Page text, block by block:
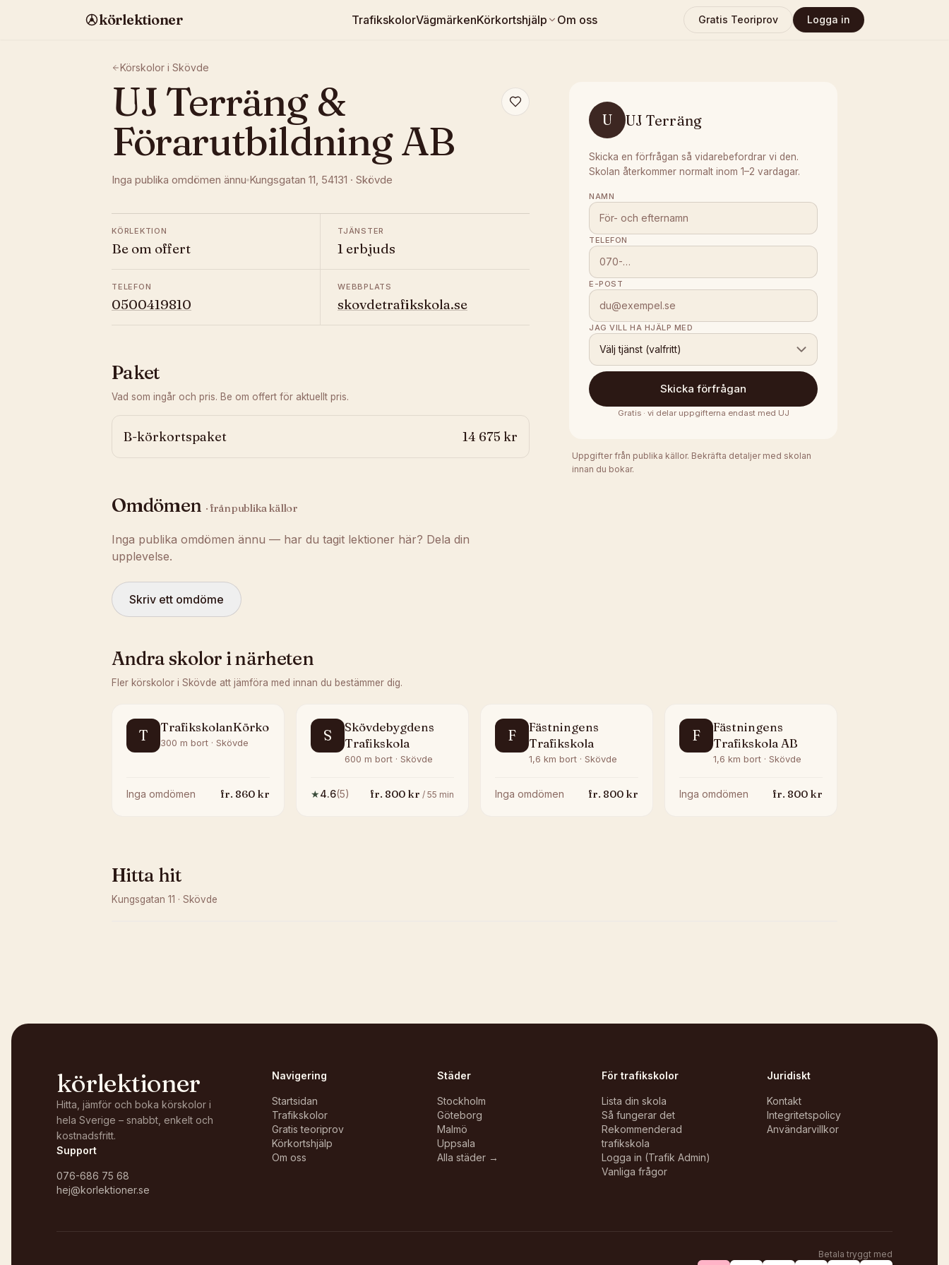
körlektioner TrafikskolorVägmärkenKörkortshjälp Om oss Gratis Teoriprov Logga in
Körskolor i Skövde
UJ Terräng &
Förarutbildning AB
Inga publika omdömen ännu Kungsgatan 11, 54131 · Skövde
KÖRLEKTION
Be om offert
TJÄNSTER
1 erbjuds
TELEFON
0500419810
WEBBPLATS
skovdetrafikskola.se
Paket
Vad som ingår och pris. Be om offert för aktuellt pris.
B-körkortspaket 14 675 kr
Omdömen · från publika källor
Inga publika omdömen ännu — har du tagit lektioner här? Dela din
upplevelse.
Skriv ett omdöme
U UJ Terräng
Skicka en förfrågan så vidarebefordrar vi den.
Skolan återkommer normalt inom 1–2 vardagar.
NAMN
TELEFON
E-POST
JAG VILL HA HJÄLP MED
Välj tjänst (valfritt)
Skicka förfrågan
Gratis · vi delar uppgifterna endast med UJ
Uppgifter från publika källor. Bekräfta detaljer med skolan
innan du bokar.
Andra skolor i närheten
Fler körskolor i Skövde att jämföra med innan du bestämmer dig.
T TrafikskolanKörkort
300 m bort · Skövde
Inga omdömen fr. 860 kr
S
Skövdebygdens
Trafikskola
600 m bort · Skövde
★4.6(5) fr. 800 kr / 55 min
F
Fästningens
Trafikskola
1,6 km bort · Skövde
Inga omdömen fr. 800 kr
F
Fästningens
Trafikskola AB
1,6 km bort · Skövde
Inga omdömen fr. 800 kr
Hitta hit
Kungsgatan 11 · Skövde
körlektioner
Hitta, jämför och boka körskolor i
hela Sverige – snabbt, enkelt och
kostnadsfritt.
Support
076-686 75 68
hej@korlektioner.se
Navigering
Startsidan
Trafikskolor
Gratis teoriprov
Körkortshjälp
Om oss
Städer
Stockholm
Göteborg
Malmö
Uppsala
Alla städer →
För trafikskolor
Lista din skola
Så fungerar det
Rekommenderad
trafikskola
Logga in (Trafik Admin)
Vanliga frågor
Juridiskt
Kontakt
Integritetspolicy
Användarvillkor
Betala tryggt med